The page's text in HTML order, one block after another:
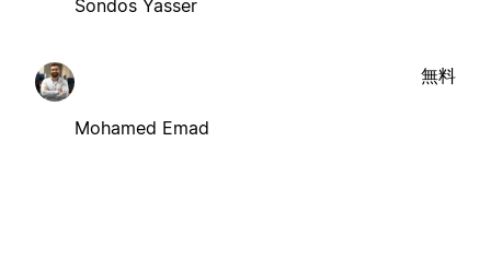
Sondos Yasser
Mohamed Emad
無料